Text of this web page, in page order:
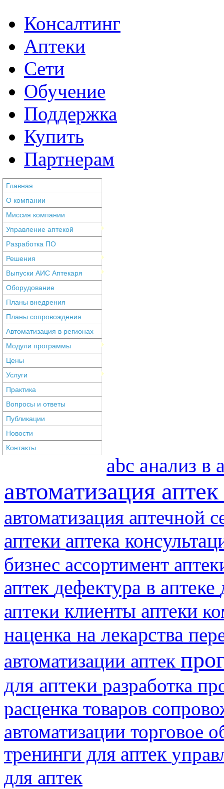
Консалтинг
Аптеки
Сети
Обучение
Поддержка
Купить
Партнерам
Главная
О компании
Миссия компании
Управление аптекой
Разработка ПО
Решения
Выпуски АИС Аптекаря
Оборудование
Планы внедрения
Планы сопровождения
Автоматизация в регионах
Модули программы
Цены
Услуги
Практика
Вопросы и ответы
Публикации
Новости
Контакты
abc анализ в
автоматизация аптек
автоматизация аптечной
аптеки аптека
бизнес ассортимент
аптек дефектура в аптеке
аптеки клиенты аптеки
наценка на лекарства
автоматизации аптек
для аптеки разработка
расценка товаров
автоматизации торговое
тренинги для аптек
для аптек